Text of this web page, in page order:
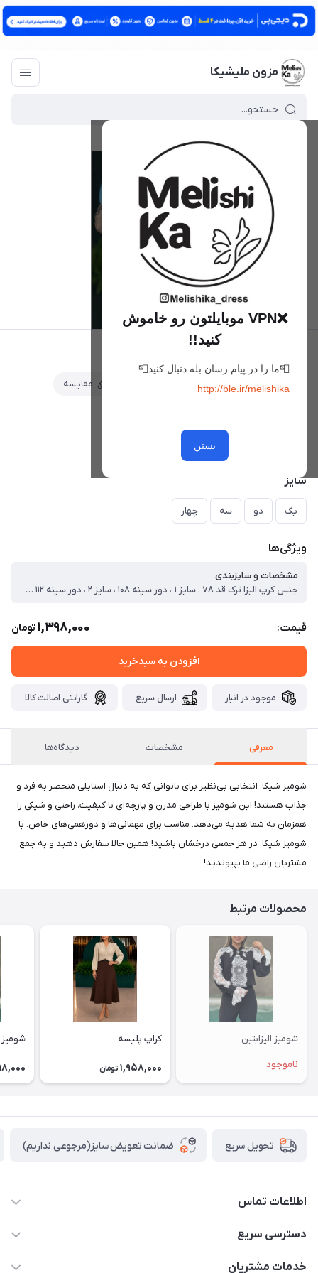
مزون ملیشیکا
❌VPN موبایلتون رو خاموش
کنید!!
📮ما را در پیام رسان بله دنبال کنید📮
http://ble.ir/melishika
بستن
مقایسه
سایز
یک دو سه چهار
ویژگی‌ها
مشخصات و سایزبندی
جنس کرپ الیزا ترک قد ۷۸ ، سایز ۱ ، دور سینه ۱۰۸ ، سایز ۲ ، دور سینه ۱۱۲ ، سایز ۳ ، دور سینه ۱۱۵ ، سایز۴ ، دور سینه ۱۱۸
قیمت: 1,398,000تومان
افزودن به سبدخرید
موجود در انبار ارسال سریع گارانتی اصالت کالا
معرفی مشخصات دیدگاه‌ها
شومیز شیکا، انتخابی بی‌نظیر برای بانوانی که به دنبال استایلی منحصر به فرد و
جذاب هستند! این شومیز با طراحی مدرن و پارچه‌ای با کیفیت، راحتی و شیکی را
همزمان به شما هدیه می‌دهد. مناسب برای مهمانی‌ها و دورهمی‌های خاص. با
شومیز شیکا، در هر جمعی درخشان باشید! همین حالا سفارش دهید و به جمع
مشتریان راضی ما بپیوندید!
محصولات مرتبط
شومیز الیزابتین
ناموجود
کراپ پلیسه
1,958,000 تومان
شومیز
تحویل سریع ضمانت تعویض سایز(مرجوعی نداریم)
اطلاعات تماس
09912904806
دسترسی سریع
حساب کاربری
خدمات مشتریان